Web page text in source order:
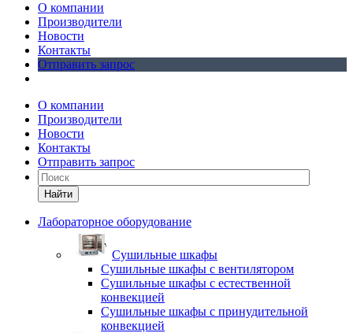
О компании
Производители
Новости
Контакты
Отправить запрос
О компании
Производители
Новости
Контакты
Отправить запрос
Найти
Лабораторное оборудование
Cушильные шкафы
Сушильные шкафы с вентилятором
Сушильные шкафы с естественной
конвекцией
Сушильные шкафы с принудительной
конвекцией